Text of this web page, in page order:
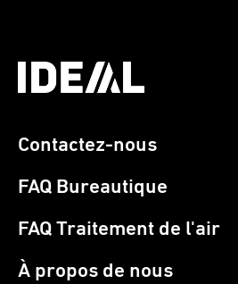
Contactez-nous
FAQ Bureautique
FAQ Traitement de l'air
À propos de nous